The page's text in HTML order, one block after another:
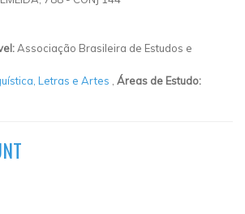
Associação Brasileira de Estudos e
Letras e Artes
Áreas de Estudo: